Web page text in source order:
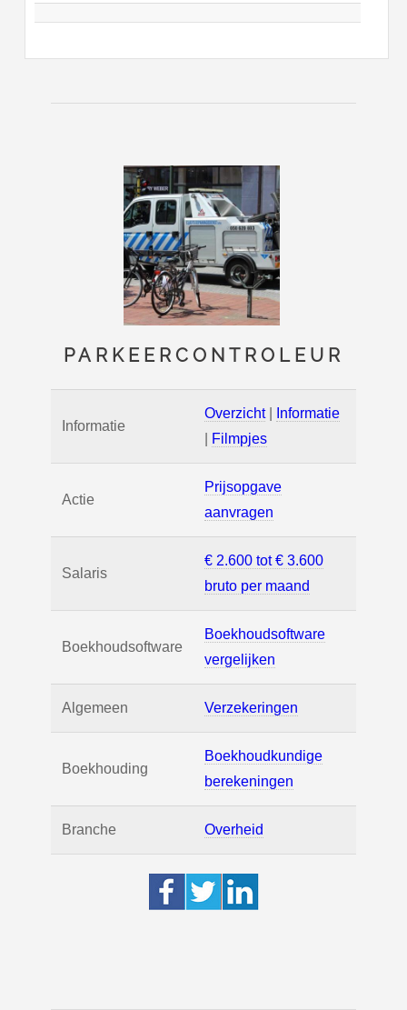
PARKEERCONTROLEUR
Informatie
Overzicht|
Informatie
Filmpjes
Actie
Prijsopgave
aanvragen
Salaris
€ 2.600 tot € 3.600
bruto per maand
Boekhoudsoftware
Boekhoudsoftware
vergelijken
Algemeen Verzekeringen
Boekhouding
Boekhoudkundige
berekeningen
Branche Overheid